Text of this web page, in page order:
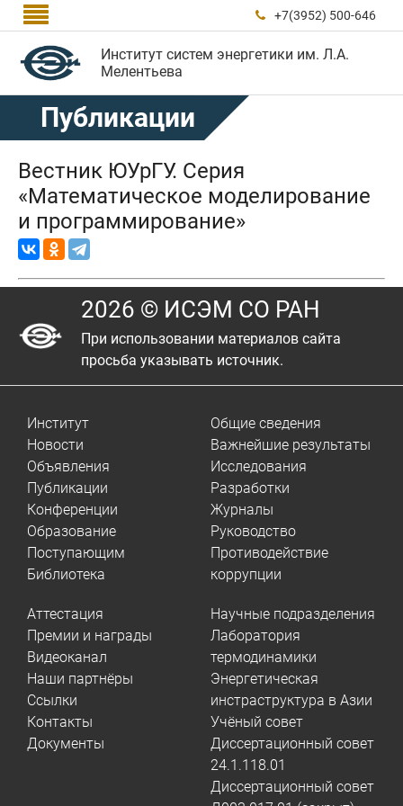
  +7(3952) 500-646
Институт систем энергетики им. Л.А.
Мелентьева
Публикации
Вестник ЮУрГУ. Серия
«Математическое моделирование
и программирование»
2026 © ИСЭМ СО РАН
При использовании материалов сайта
просьба указывать источник.
Институт
Новости
Объявления
Публикации
Конференции
Образование
Поступающим
Библиотека
Общие сведения
Важнейшие результаты
Исследования
Разработки
Журналы
Руководство
Противодействие
коррупции
Аттестация
Премии и награды
Видеоканал
Наши партнёры
Ссылки
Контакты
Документы
Научные подразделения
Лаборатория
термодинамики
Энергетическая
инстраструктура в Азии
Учёный совет
Диссертационный совет
24.1.118.01
Диссертационный совет